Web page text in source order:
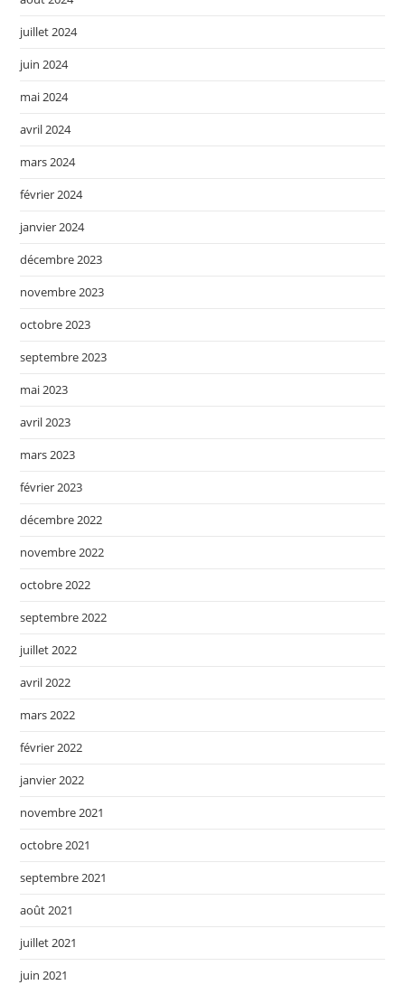
juillet 2024
juin 2024
mai 2024
avril 2024
mars 2024
février 2024
janvier 2024
décembre 2023
novembre 2023
octobre 2023
septembre 2023
mai 2023
avril 2023
mars 2023
février 2023
décembre 2022
novembre 2022
octobre 2022
septembre 2022
juillet 2022
avril 2022
mars 2022
février 2022
janvier 2022
novembre 2021
octobre 2021
septembre 2021
août 2021
juillet 2021
juin 2021